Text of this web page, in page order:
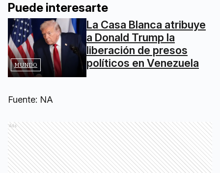
Puede interesarte
MUNDO
La Casa Blanca atribuye
a Donald Trump la
liberación de presos
políticos en Venezuela
Fuente: NA
Ads